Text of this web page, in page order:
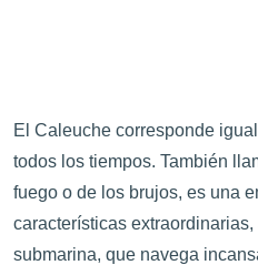
El Caleuche corresponde
todos los tiempos. También
fuego o de los brujos, es una
características
submarina, que navega